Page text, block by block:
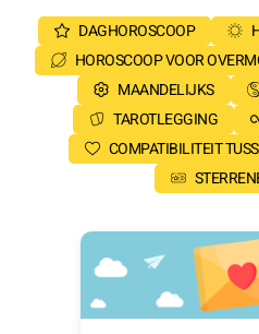
DAGHOROSCOOP
HOROSCOOP VOOR
MAANDELIJKS
TAROTLEGGING
COMPATIBILITEIT